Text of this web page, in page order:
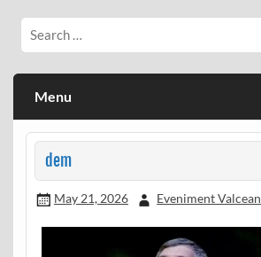
Eveniment Valcean
Menu
dem
May 21, 2026 Eveniment Valcean